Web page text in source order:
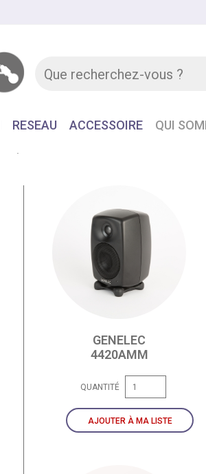
RESEAU ACCESSOIRE QUI
GENELEC
4420AMM
QUANTITÉ
AJOUTER À MA LISTE